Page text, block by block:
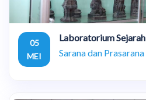
05
MEI
Laboratorium Sejarah
Sarana dan Prasarana